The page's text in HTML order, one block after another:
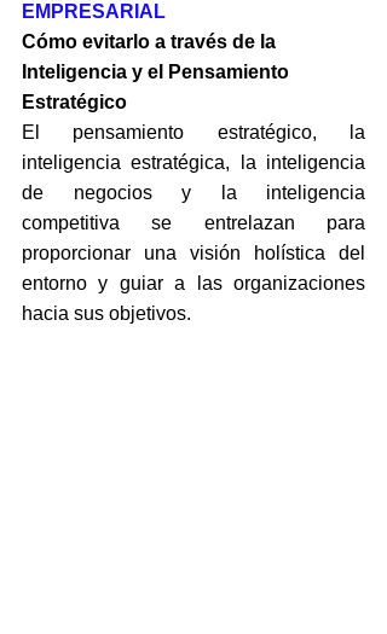
EMPRESARIAL
Cómo evitarlo a través de la
Inteligencia y el Pensamiento
Estratégico
El pensamiento estratégico, la
inteligencia estratégica, la inteligencia
de negocios y la inteligencia
competitiva se entrelazan para
proporcionar una visión holística del
entorno y guiar a las organizaciones
hacia sus objetivos.